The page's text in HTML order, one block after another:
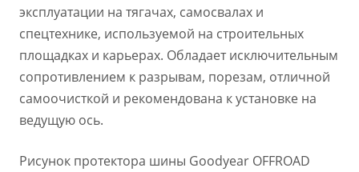
эксплуатации на тягачах, самосвалах и
спецтехнике, используемой на строительных
площадках и карьерах. Обладает исключительным
сопротивлением к разрывам, порезам, отличной
самоочисткой и рекомендована к установке на
ведущую ось.
Рисунок протектора шины Goodyear OFFROAD